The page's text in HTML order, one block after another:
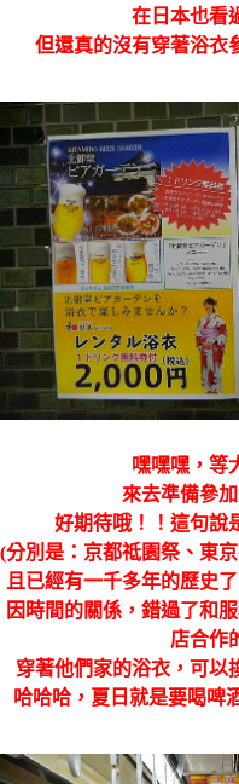
在日本也看
但還真的沒有穿著浴衣
嘿嘿嘿，等
來去準備參
好期待哦！！這句說
(分別是：京都祗園祭、東
且已經有一千多年的歷史
因時間的關係，錯過了和
店合作
穿著他們家的浴衣，可以
哈哈哈，夏日就是要喝啤